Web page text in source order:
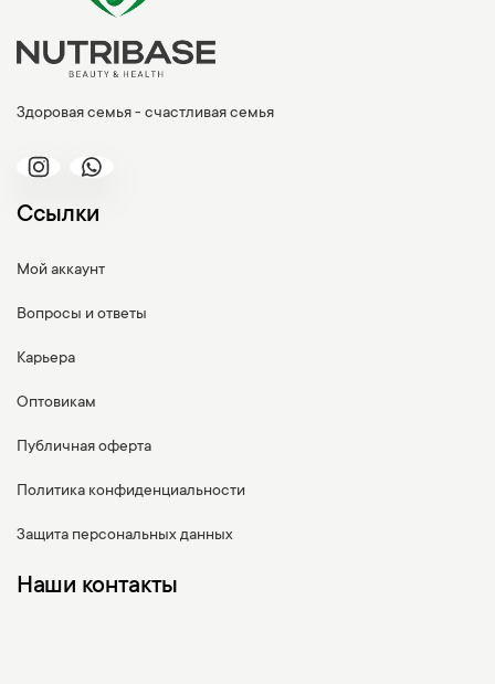
Здоровая семья - счастливая семья
Ссылки
Мой аккаунт
Вопросы и ответы
Карьера
Оптовикам
Публичная оферта
Политика конфиденциальности
Защита персональных данных
Наши контакты